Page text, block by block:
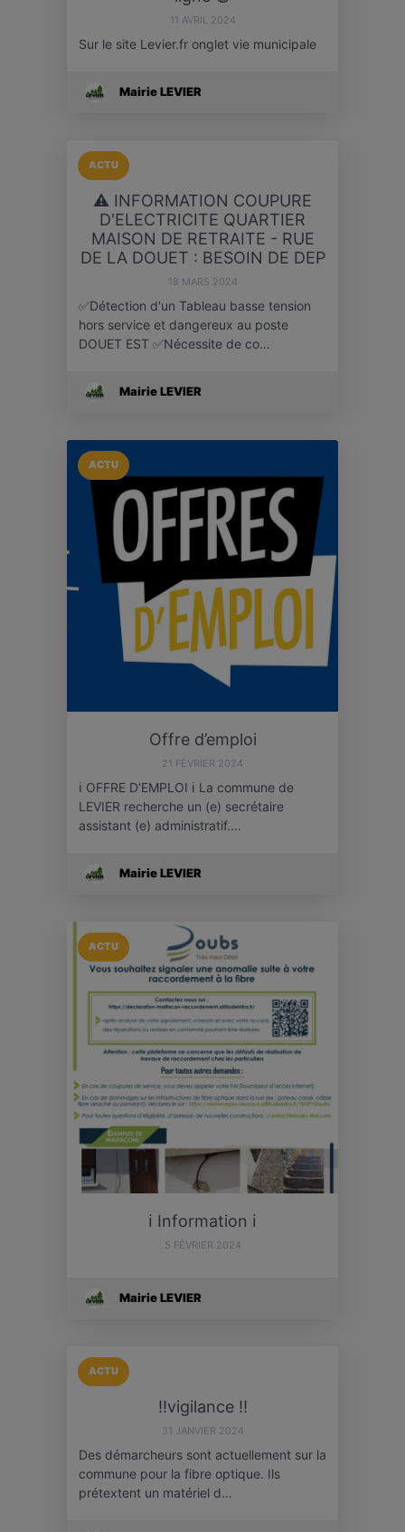
11 AVRIL 2024
Sur le site Levier.fr onglet vie municipale
Mairie LEVIER
ACTU
⚠️ INFORMATION COUPURE
D'ELECTRICITE QUARTIER
MAISON DE RETRAITE - RUE
DE LA DOUET : BESOIN DE DEP
18 MARS 2024
✅Détection d'un Tableau basse tension
hors service et dangereux au poste
DOUET EST ✅Nécessite de co…
Mairie LEVIER
ACTU
Offre d’emploi
21 FÉVRIER 2024
ℹ️ OFFRE D’EMPLOI ℹ️ La commune de
LEVIER recherche un (e) secrétaire
assistant (e) administratif.…
Mairie LEVIER
ACTU
ℹ️ Information ℹ️
5 FÉVRIER 2024
Mairie LEVIER
ACTU
‼️vigilance ‼️
31 JANVIER 2024
Des démarcheurs sont actuellement sur la
commune pour la fibre optique. Ils
prétextent un matériel d…